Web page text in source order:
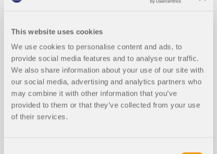
This website uses cookies
We use cookies to personalise content and ads, to
provide social media features and to analyse our traffic.
We also share information about your use of our site with
our social media, advertising and analytics partners who
may combine it with other information that you’ve
provided to them or that they’ve collected from your use
of their services.
classe da secção manualmente, por exemplo, se a
encurvadura local for excluída do
dimensionamento.
Ler mais
In der EN 1993-1-1 wurde mit dem Allgemeinen
Verfahren ein Nachweisformat für
Stabilitätsnachweise eingeführt, welches sich für
ebene Systeme mit beliebigen Randbedingungen
und veränderlicher Bauhöhe anwenden lässt. Die
Nachweise können für eine Belastung in der
Haupttragebene und gleichzeitiger
Druckbeanspruchung geführt werden. Dabei
werden die Stabilitätsfälle Biegedrillknicken und
Para a verificação de estabilidade de barras e
conjuntos de barras com uma secção uniforme,
Capturas de ecrã
Moinho de farinha